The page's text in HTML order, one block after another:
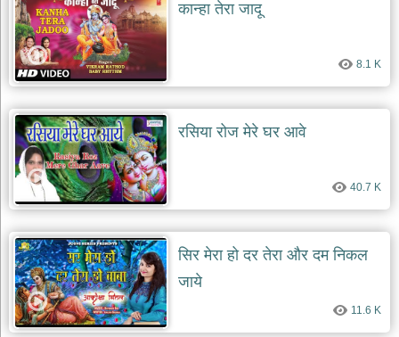
दयाल
भजन
bawa
lal
dayal
bhajans
शनि
देव
भजन
shani
dev
bhajans
आज
का
भजन
bhajan
of
the
day
भजन
कान्हा तेरा जादू
8.1 K
रसिया रोज मेरे घर आवे
40.7 K
सिर मेरा हो दर तेरा और दम निकल
जाये
11.6 K